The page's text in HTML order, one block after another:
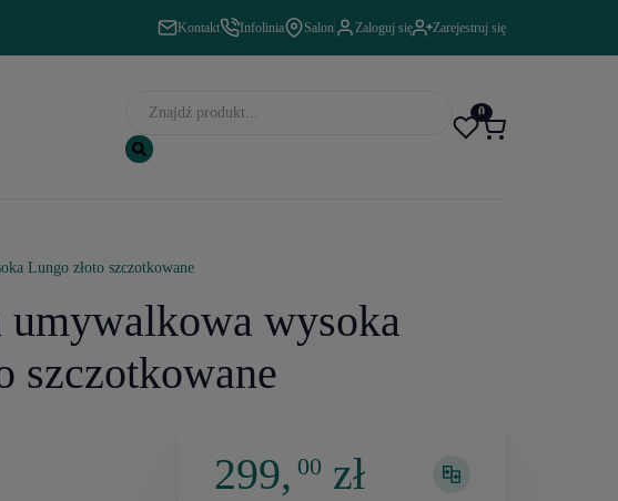
Kontakt Infolinia Salon Zaloguj się Zarejestruj się
0
Lungo złoto szczotkowane
umywalkowa wysoka
szczotkowane
299,00 zł